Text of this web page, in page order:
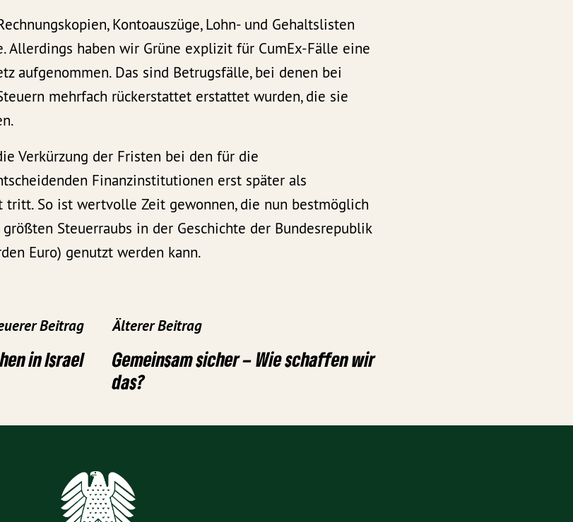
Kontoauszüge, Lohn- und Gehaltslisten
Allerdings haben wir Grüne explizit für CumEx-Fälle eine
aufgenommen. Das sind Betrugsfälle, bei denen bei
mehrfach rückerstattet erstattet wurden, die sie
Verkürzung der Fristen bei den für die
Finanzinstitutionen erst später als
So ist wertvolle Zeit gewonnen, die nun bestmöglich
Steuerraubs in der Geschichte der Bundesrepublik
Euro) genutzt werden kann.
Beitrag
in Israel
Älterer Beitrag
Gemeinsam sicher – Wie schaffen wir
das?